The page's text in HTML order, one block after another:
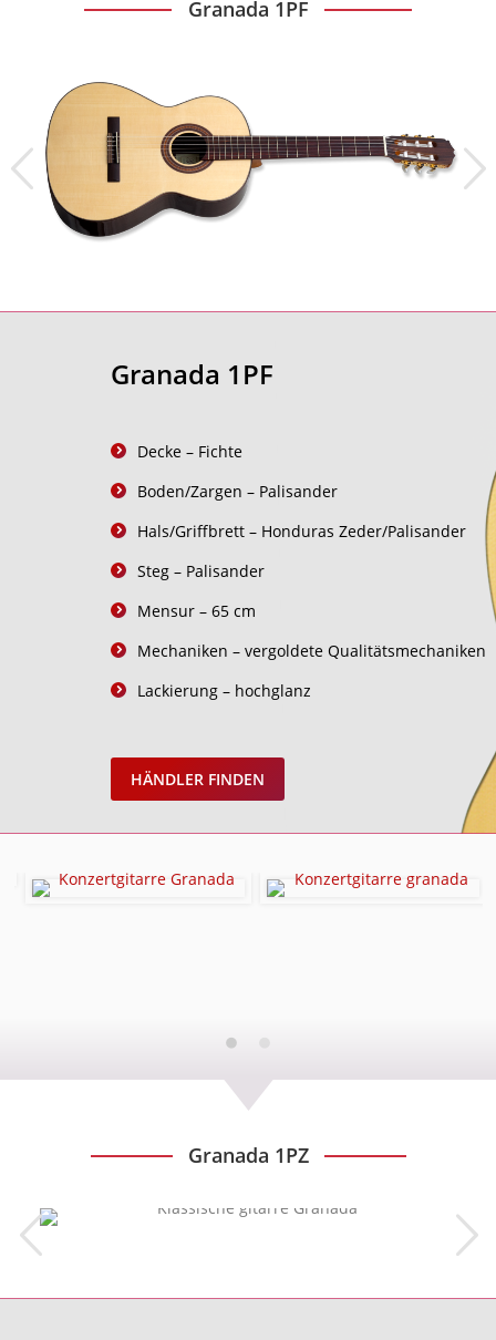
Granada 1PF
Granada 1PF
Decke – Fichte
Boden/Zargen – Palisander
Hals/Griffbrett – Honduras Zeder/Palisander
Steg – Palisander
Mensur – 65 cm
Mechaniken – vergoldete Qualitätsmechaniken
Lackierung – hochglanz
HÄNDLER FINDEN
Granada 1PZ